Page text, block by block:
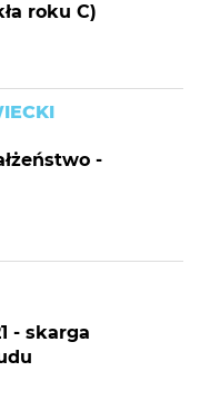
roku C)
-
- skarga